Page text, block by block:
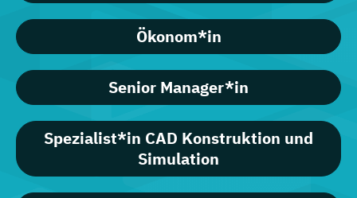
Ökonom*in
Senior Manager*in
Spezialist*in CAD Konstruktion und
Simulation